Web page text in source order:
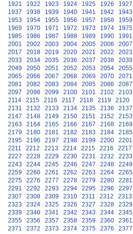
1921
1922 1923 1924 1925 1926 1927
1937
1938 1939 1940 1941 1942 1943
1953
1954 1955 1956 1957 1958 1959
1969
1970 1971 1972 1973 1974 1975
1985
1986 1987 1988 1989 1990 1991
2001
2002 2003 2004 2005 2006 2007
2017
2018 2019 2020 2021 2022 2023
2033
2034 2035 2036 2037 2038 2039
2049
2050 2051 2052 2053 2054 2055
2065
2066 2067 2068 2069 2070 2071
2081
2082 2083 2084 2085 2086 2087
2097
2098 2099 2100 2101 2102 2103
2114
2115 2116 2117 2118 2119 2120
2131
2132 2133 2134 2135 2136 2137
2147
2148 2149 2150 2151 2152 2153
2163
2164 2165 2166 2167 2168 2169
2179
2180 2181 2182 2183 2184 2185
2195
2196 2197 2198 2199 2200 2201
2211
2212 2213 2214 2215 2216 2217
2227
2228 2229 2230 2231 2232 2233
2243
2244 2245 2246 2247 2248 2249
2259
2260 2261 2262 2263 2264 2265
2275
2276 2277 2278 2279 2280 2281
2291
2292 2293 2294 2295 2296 2297
2307
2308 2309 2310 2311 2312 2313
2323
2324 2325 2326 2327 2328 2329
2339
2340 2341 2342 2343 2344 2345
2355
2356 2357 2358 2359 2360 2361
2371
2372 2373 2374 2375 2376 2377